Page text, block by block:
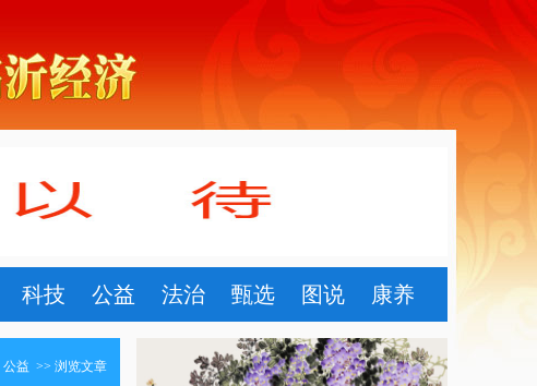
科技 公益 法治 甄选 图说 康养
公益 >> 浏览文章